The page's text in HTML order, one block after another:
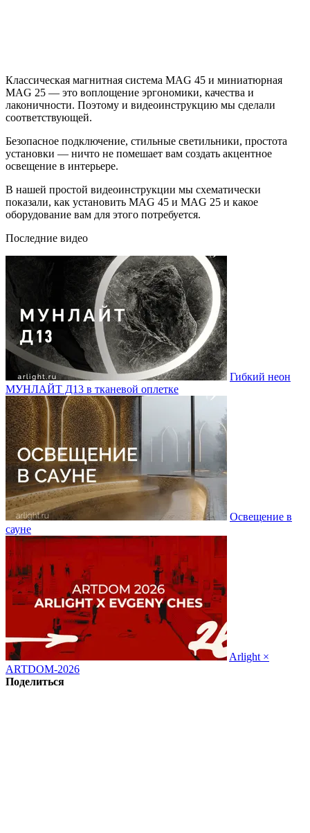
Классическая магнитная система MAG 45 и миниатюрная
MAG 25 — это воплощение эргономики, качества и
лаконичности. Поэтому и видеоинструкцию мы сделали
соответствующей.
Безопасное подключение, стильные светильники, простота
установки — ничто не помешает вам создать акцентное
освещение в интерьере.
В нашей простой видеоинструкции мы схематически
показали, как установить MAG 45 и MAG 25 и какое
оборудование вам для этого потребуется.
Последние видео
Гибкий неон
МУНЛАЙТ Д13 в тканевой оплетке
Освещение в
сауне
Arlight ×
ARTDOM-2026
Поделиться